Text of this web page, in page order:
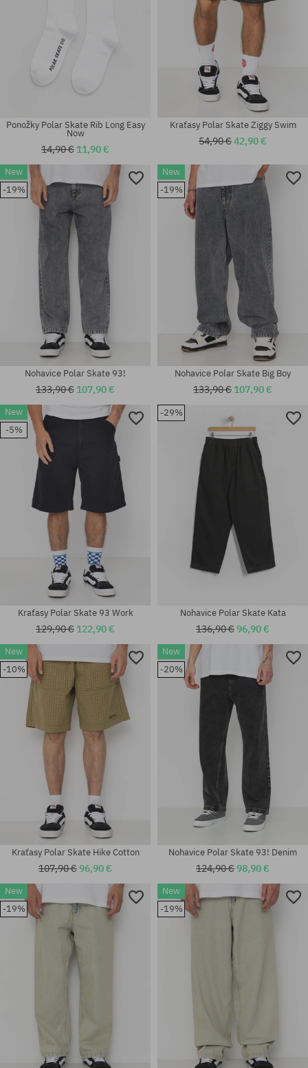
Dostupné veľkosti:
M; L; XL
Dostupné veľkosti:
M; L; XL
Dostupné veľkosti:
39-42; 43-46
Ponožky Polar Skate Rib Long Easy
Now
14,90 € 11,90 €
Dostupné veľkosti:
S; M; L; XL
Kraťasy Polar Skate Ziggy Swim
54,90 €42,90 €
New
-19%
Dostupné veľkosti:
28X32; 30X30; 30X32; 32X30;
32X32; 34X34
Nohavice Polar Skate 93!
133,90 € 107,90 €
New
-19%
Dostupné veľkosti:
M; L; XL
Nohavice Polar Skate Big Boy
133,90 € 107,90 €
New
-5%
Dostupné veľkosti:
30; 32; 34; 36
Kraťasy Polar Skate 93 Work
129,90 € 122,90 €
-29%
Dostupné veľkosti:
Nohavice Polar Skate Kata
136,90 €96,90 €
New
-10%
Kraťasy Polar Skate Hike Cotton
107,90 €96,90 €
New
-20%
Nohavice Polar Skate 93! Denim
124,90 €98,90 €
New
-19%
New
-19%